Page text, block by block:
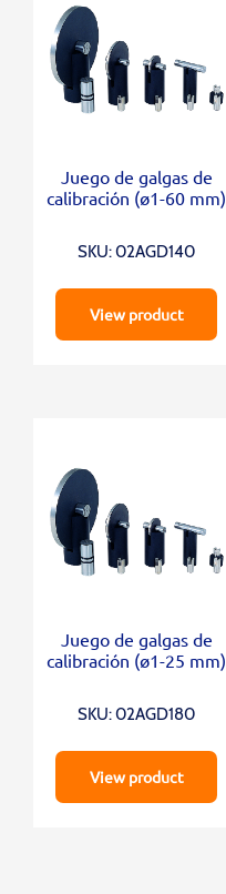
Juego de galgas de
calibración (ø1-60 mm)
SKU: 02AGD140
View product
Juego de galgas de
calibración (ø1-25 mm)
SKU: 02AGD180
View product